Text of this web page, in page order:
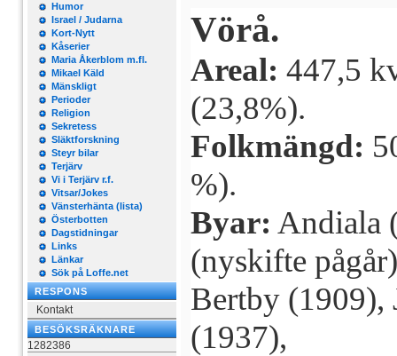
Humor
Israel / Judarna
Kort-Nytt
Kåserier
Maria Åkerblom m.fl.
Mikael Käld
Mänskligt
Perioder
Religion
Sekretess
Släktforskning
Steyr bilar
Terjärv
Vi i Terjärv r.f.
Vitsar/Jokes
Vänsterhänta (lista)
Österbotten
Dagstidningar
Links
Länkar
Sök på Loffe.net
RESPONS
Kontakt
BESÖKSRÄKNARE
1282386
Vörå.
Areal: 447,5
(23,8%).
Folkmängd:
%).
Byar: Andiala
(nyskifte
Bertby (1909),
(1937),